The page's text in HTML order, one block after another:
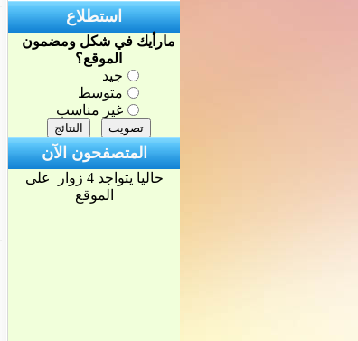
استطلاع
مارأيك في شكل ومضمون
الموقع؟
جيد
متوسط
غير مناسب
المتصفحون الآن
حاليا يتواجد 4 زوار على
الموقع